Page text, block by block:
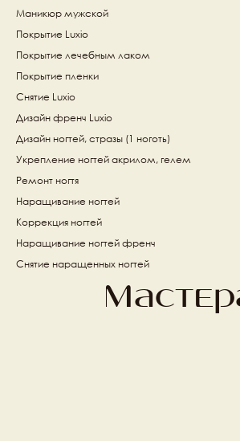
Маникюр мужской
Покрытие Luxio
Покрытие лечебным лаком
Покрытие пленки
Снятие Luxio
Дизайн френч Luxio
Дизайн ногтей, стразы (1 ноготь)
Укрепление ногтей акрилом, гелем
Ремонт ногтя
Наращивание ногтей
Коррекция ногтей
Наращивание ногтей френч
Снятие наращенных ногтей